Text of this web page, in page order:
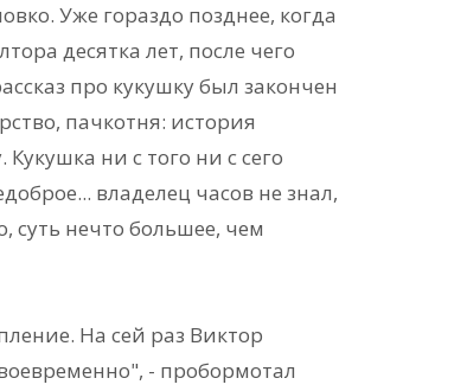
Уже гораздо позднее, когда
десятка лет, после чего
про кукушку был закончен
пачкотня: история
ни с того ни с сего
владелец часов не знал,
суть нечто большее, чем
На сей раз Виктор
- пробормотал